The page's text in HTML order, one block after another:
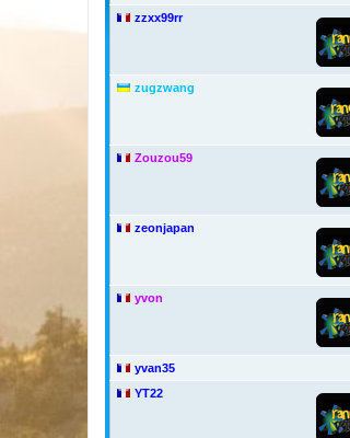
zzxx99rr
zugzwang
Zouzou59
zeonjapan
yvon
yvan35
YT22